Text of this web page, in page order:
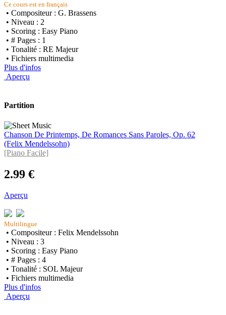
Ce cours est en français
• Compositeur : G. Brassens
• Niveau : 2
• Scoring : Easy Piano
• # Pages : 1
• Tonalité : RE Majeur
• Fichiers multimedia
Plus d'infos
Aperçu
Partition
Chanson De Printemps, De Romances Sans Paroles, Op. 62
(Felix Mendelssohn)
[Piano Facile]
2.99 €
Aperçu
Multilingue
• Compositeur : Felix Mendelssohn
• Niveau : 3
• Scoring : Easy Piano
• # Pages : 4
• Tonalité : SOL Majeur
• Fichiers multimedia
Plus d'infos
Aperçu